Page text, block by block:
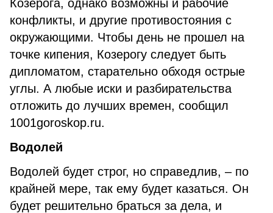
Козерога, однако возможны и рабочие
конфликты, и другие противостояния с
окружающими. Чтобы день не прошел на
точке кипения, Козерогу следует быть
дипломатом, старательно обходя острые
углы. А любые иски и разбирательства
отложить до лучших времен, сообщил
1001goroskop.ru.
Водолей
Водолей будет строг, но справедлив, – по
крайней мере, так ему будет казаться. Он
будет решительно браться за дела, и